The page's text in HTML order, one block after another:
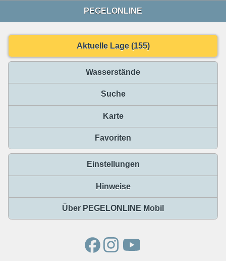
PEGELONLINE
Aktuelle Lage (155)
Wasserstände
Suche
Karte
Favoriten
Einstellungen
Hinweise
Über PEGELONLINE Mobil